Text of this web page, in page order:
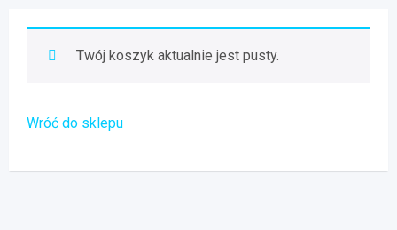
Twój koszyk aktualnie jest pusty.
Wróć do sklepu